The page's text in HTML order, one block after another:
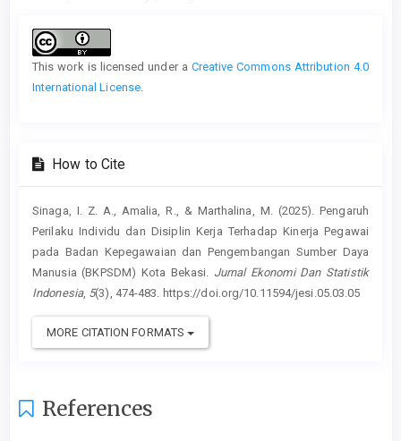
Article
Details
This work is licensed under a Creative Commons Attribution 4.0
International License.
How to Cite
Sinaga, I. Z. A., Amalia, R., & Marthalina, M. (2025). Pengaruh
Perilaku Individu dan Disiplin Kerja Terhadap Kinerja Pegawai
pada Badan Kepegawaian dan Pengembangan Sumber Daya
Manusia (BKPSDM) Kota Bekasi. Jurnal Ekonomi Dan Statistik
Indonesia, 5(3), 474-483. https://doi.org/10.11594/jesi.05.03.05
MORE CITATION FORMATS
References